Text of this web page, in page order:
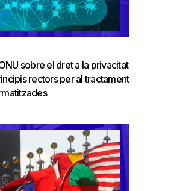
sobre el dret a la privacitat
rectors per al tractament